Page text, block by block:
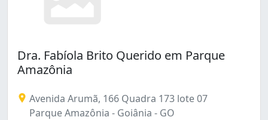
Dra. Fabíola Brito Querido em Parque
Amazônia
Avenida Arumã, 166 Quadra 173 lote 07
Parque Amazônia - Goiânia - GO